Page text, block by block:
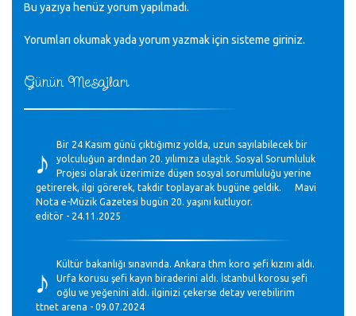
Günün Mesajları
♪
Bir 24 Kasım günü çıktığımız yolda, uzun sayılabilecek bir
yolculuğun ardından 20. yılımıza ulaştık. Sosyal Sorumluluk
Projesi olarak üzerimize düşen sosyal sorumluluğu yerine
getirerek, ilgi görerek, takdir toplayarak bugüne geldik. Mavi
Nota e-Müzik Gazetesi bugün 20. yaşını kutluyor.
editör - 24.11.2025
♪
Kültür bakanlığı sınavında. Ankara thm koro şefi kızını aldı.
Urfa korusu şefi kayın biraderini aldı. İstanbul korosu şefi
oğlu ve yeğenini aldı. ilginizi çekerse detay verebilirim
ttnet arena - 09.07.2024
Bu yazıya henüz yorum yapılmadı.
Yorumları okumak yada yorum yazmak için sisteme giriniz.